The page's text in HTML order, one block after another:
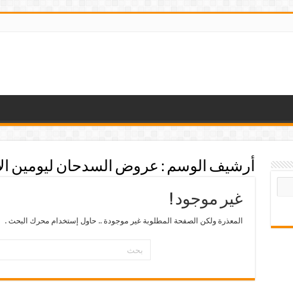
أرشيف الوسم : عروض السدحان ليومين
غير موجود !
المعذرة ولكن الصفحة المطلوبة غير موجودة .. حاول إستخدام محرك البحث .